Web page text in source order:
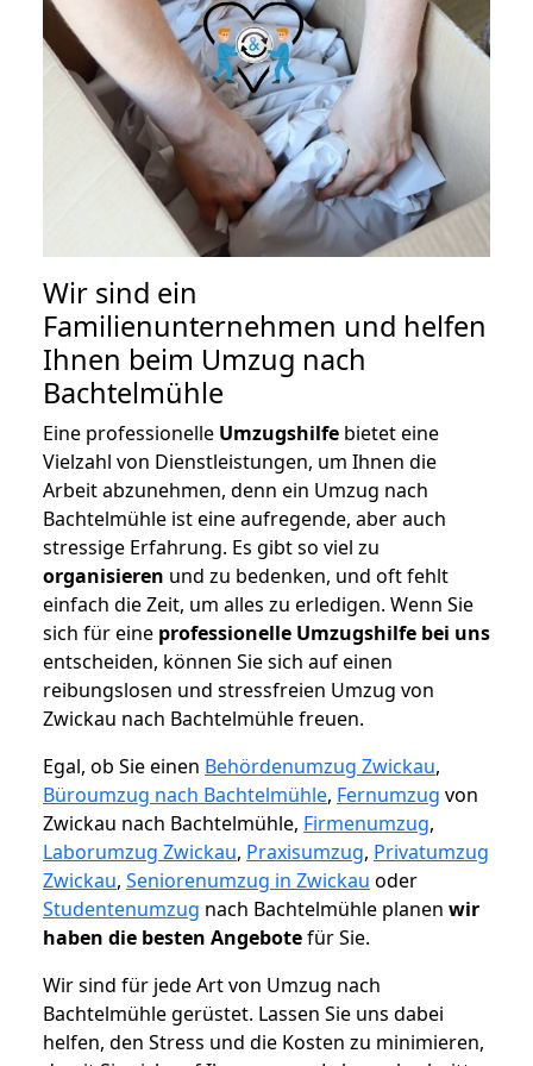
Wir sind ein
Familienunternehmen und helfen
Ihnen beim Umzug nach
Bachtelmühle
Eine professionelle Umzugshilfe bietet eine
Vielzahl von Dienstleistungen, um Ihnen die
Arbeit abzunehmen, denn ein Umzug nach
Bachtelmühle ist eine aufregende, aber auch
stressige Erfahrung. Es gibt so viel zu
organisieren und zu bedenken, und oft fehlt
einfach die Zeit, um alles zu erledigen. Wenn Sie
sich für eine professionelle Umzugshilfe bei uns
entscheiden, können Sie sich auf einen
reibungslosen und stressfreien Umzug von
Zwickau nach Bachtelmühle freuen.
Egal, ob Sie einen Behördenumzug Zwickau,
Büroumzug nach Bachtelmühle, Fernumzug von
Zwickau nach Bachtelmühle, Firmenumzug,
Laborumzug Zwickau, Praxisumzug, Privatumzug
Zwickau, Seniorenumzug in Zwickau oder
Studentenumzug nach Bachtelmühle planen wir
haben die besten Angebotefür Sie.
Wir sind für jede Art von Umzug nach
Bachtelmühle gerüstet. Lassen Sie uns dabei
helfen, den Stress und die Kosten zu minimieren,